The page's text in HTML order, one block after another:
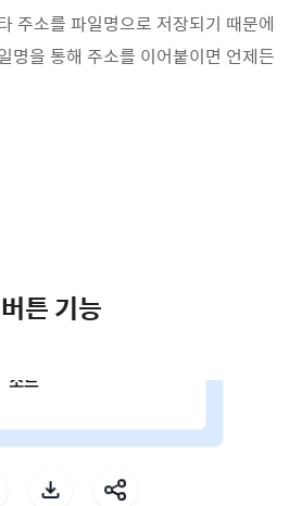
주소를 파일명으로 저장되기 때문에
명을 통해 주소를 이어붙이면 언제든
튼 기능